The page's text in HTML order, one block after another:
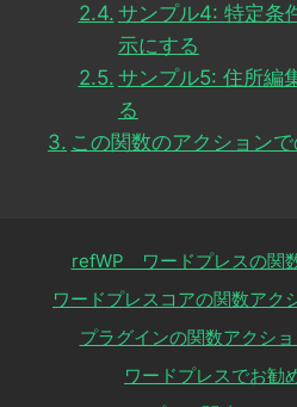
サンプル4: 特定条
示にする
サンプル5: 住所編
る
この関数のアクション
refWP ワードプレスの関
ワードプレスコアの関数アク
プラグインの関数アクシ
ワードプレスでお勧